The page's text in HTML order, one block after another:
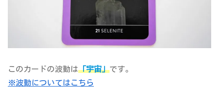
このカードの波動は「宇宙」です。
※波動についてはこちら